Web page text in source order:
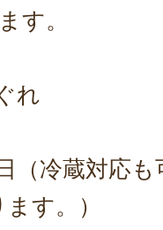
す。
れ
（冷蔵対応
す。）